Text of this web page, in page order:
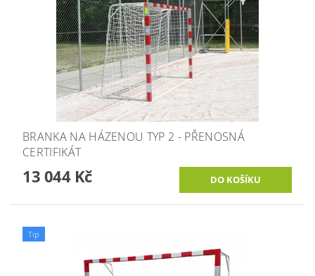
BRANKA NA HÁZENOU TYP 2 - PŘENOSNÁ
CERTIFIKÁT
13 044 Kč
Tip